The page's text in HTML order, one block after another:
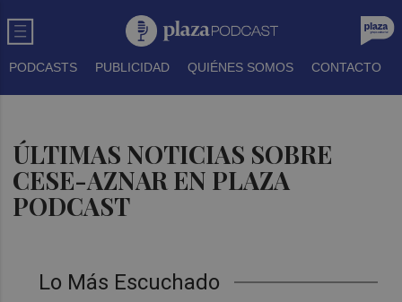
PODCASTS PUBLICIDAD QUIÉNES SOMOS CONTACTO
ÚLTIMAS NOTICIAS SOBRE
CESE-AZNAR EN PLAZA
PODCAST
Lo Más Escuchado